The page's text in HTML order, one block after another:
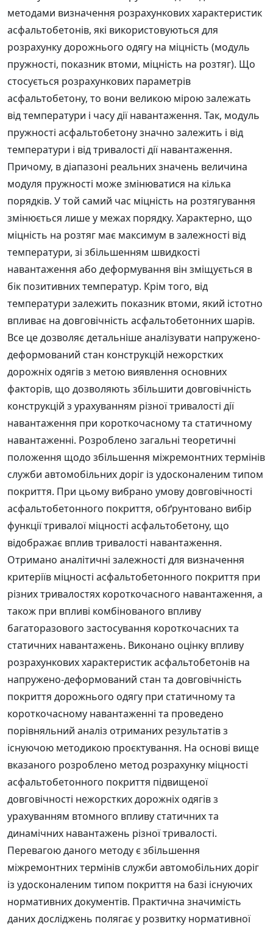
методами визначення розрахункових характеристик
асфальтобетонів, які використовуються для
розрахунку дорожнього одягу на міцність (модуль
пружності, показник втоми, міцність на розтяг). Що
стосується розрахункових параметрів
асфальтобетону, то вони великою мірою залежать
від температури і часу дії навантаження. Так, модуль
пружності асфальтобетону значно залежить і від
температури і від тривалості дії навантаження.
Причому, в діапазоні реальних значень величина
модуля пружності може змінюватися на кілька
порядків. У той самий час міцність на розтягування
змінюється лише у межах порядку. Характерно, що
міцність на розтяг має максимум в залежності від
температури, зі збільшенням швидкості
навантаження або деформування він зміщується в
бік позитивних температур. Крім того, від
температури залежить показник втоми, який істотно
впливає на довговічність асфальтобетонних шарів.
Все це дозволяє детальніше аналізувати напружено-
деформований стан конструкцій нежорстких
дорожніх одягів з метою виявлення основних
факторів, що дозволяють збільшити довговічність
конструкцій з урахуванням різної тривалості дії
навантаження при короткочасному та статичному
навантаженні. Розроблено загальні теоретичні
положення щодо збільшення міжремонтних термінів
служби автомобільних доріг із удосконаленим типом
покриття. При цьому вибрано умову довговічності
асфальтобетонного покриття, обґрунтовано вибір
функції тривалої міцності асфальтобетону, що
відображає вплив тривалості навантаження.
Отримано аналітичні залежності для визначення
критеріїв міцності асфальтобетонного покриття при
різних тривалостях короткочасного навантаження, а
також при впливі комбінованого впливу
багаторазового застосування короткочасних та
статичних навантажень. Виконано оцінку впливу
розрахункових характеристик асфальтобетонів на
напружено-деформований стан та довговічність
покриття дорожнього одягу при статичному та
короткочасному навантаженні та проведено
порівняльний аналіз отриманих результатів з
існуючою методикою проєктування. На основі вище
вказаного розроблено метод розрахунку міцності
асфальтобетонного покриття підвищеної
довговічності нежорстких дорожніх одягів з
урахуванням втомного впливу статичних та
динамічних навантажень різної тривалості.
Перевагою даного методу є збільшення
міжремонтних термінів служби автомобільних доріг
із удосконаленим типом покриття на базі існуючих
нормативних документів. Практична значимість
даних досліджень полягає у розвитку нормативної